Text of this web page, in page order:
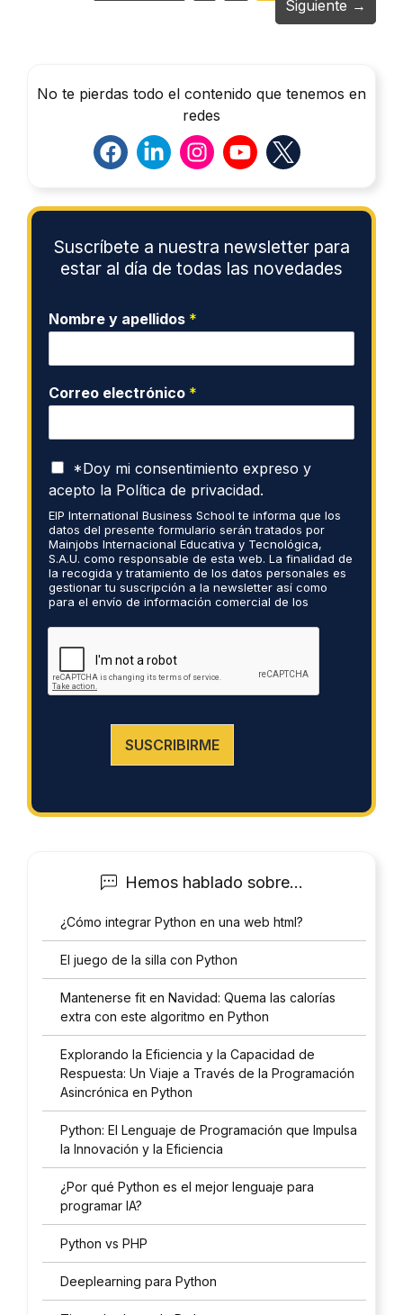
Siguiente →
No te pierdas todo el contenido que tenemos en
redes
Suscríbete a nuestra newsletter para
estar al día de todas las novedades
Nombre y apellidos *
Correo electrónico *
P
o
l
í
t
i
c
a
d
e
v
*Doy mi consentimiento expreso y
acepto la Política de privacidad.
EIP International Business School te informa que los
datos del presente formulario serán tratados por
Mainjobs Internacional Educativa y Tecnológica,
S.A.U. como responsable de esta web. La finalidad de
la recogida y tratamiento de los datos personales es
gestionar tu suscripción a la newsletter así como
para el envío de información comercial de los
legitimación es el consentimiento explícito del/a
interesado/a. No se cederán datos a terceros, salvo
obligación legal. Podrás ejercer tus derechos de
acceso, rectificación, limitación y supresión de los
datos en
de datos en la Política de Privacidad que encontrarás
SUSCRIBIRME
Hemos hablado sobre...
¿Cómo integrar Python en una web html?
El juego de la silla con Python
Mantenerse fit en Navidad: Quema las calorías
extra con este algoritmo en Python
Explorando la Eficiencia y la Capacidad de
Respuesta: Un Viaje a Través de la Programación
Asincrónica en Python
Python: El Lenguaje de Programación que Impulsa
la Innovación y la Eficiencia
¿Por qué Python es el mejor lenguaje para
programar IA?
Python vs PHP
Deeplearning para Python